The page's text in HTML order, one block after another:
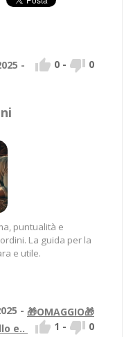
-  0 -  0
puntualità e
La guida per la
e utile.
- 🎁OMAGGIO🎁
e..
 1 -  0